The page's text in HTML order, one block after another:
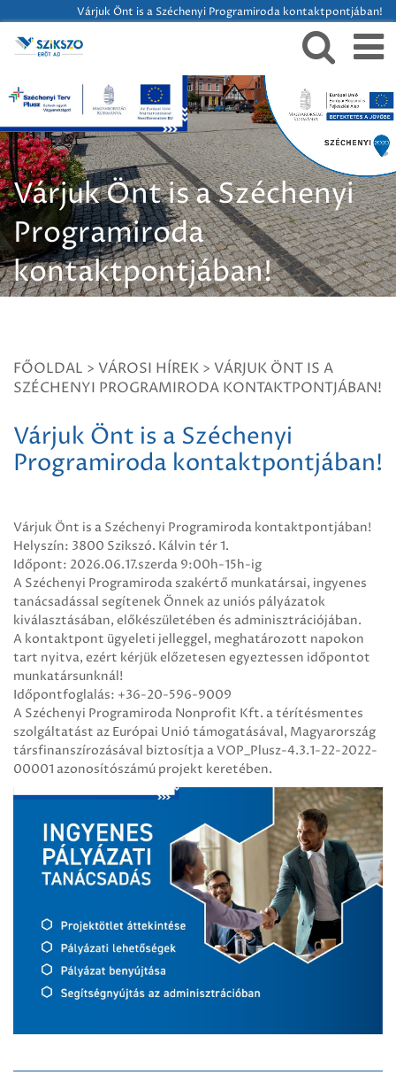
Várjuk Önt is a Széchenyi Programiroda kontaktpontjában!
Várjuk Önt is a Széchenyi
Programiroda
kontaktpontjában!
FŐOLDAL > VÁROSI HÍREK > VÁRJUK ÖNT IS A
SZÉCHENYI PROGRAMIRODA KONTAKTPONTJÁBAN!
Várjuk Önt is a Széchenyi
Programiroda kontaktpontjában!
Várjuk Önt is a Széchenyi Programiroda kontaktpontjában!
Helyszín: 3800 Szikszó. Kálvin tér 1.
Időpont: 2026.06.17.szerda 9:00h-15h-ig
A Széchenyi Programiroda szakértő munkatársai, ingyenes
tanácsadással segítenek Önnek az uniós pályázatok
kiválasztásában, előkészületében és adminisztrációjában.
A kontaktpont ügyeleti jelleggel, meghatározott napokon
tart nyitva, ezért kérjük előzetesen egyeztessen időpontot
munkatársunknál!
Időpontfoglalás: +36-20-596-9009
A Széchenyi Programiroda Nonprofit Kft. a térítésmentes
szolgáltatást az Európai Unió támogatásával, Magyarország
társfinanszírozásával biztosítja a VOP_Plusz-4.3.1-22-2022-
00001 azonosítószámú projekt keretében.